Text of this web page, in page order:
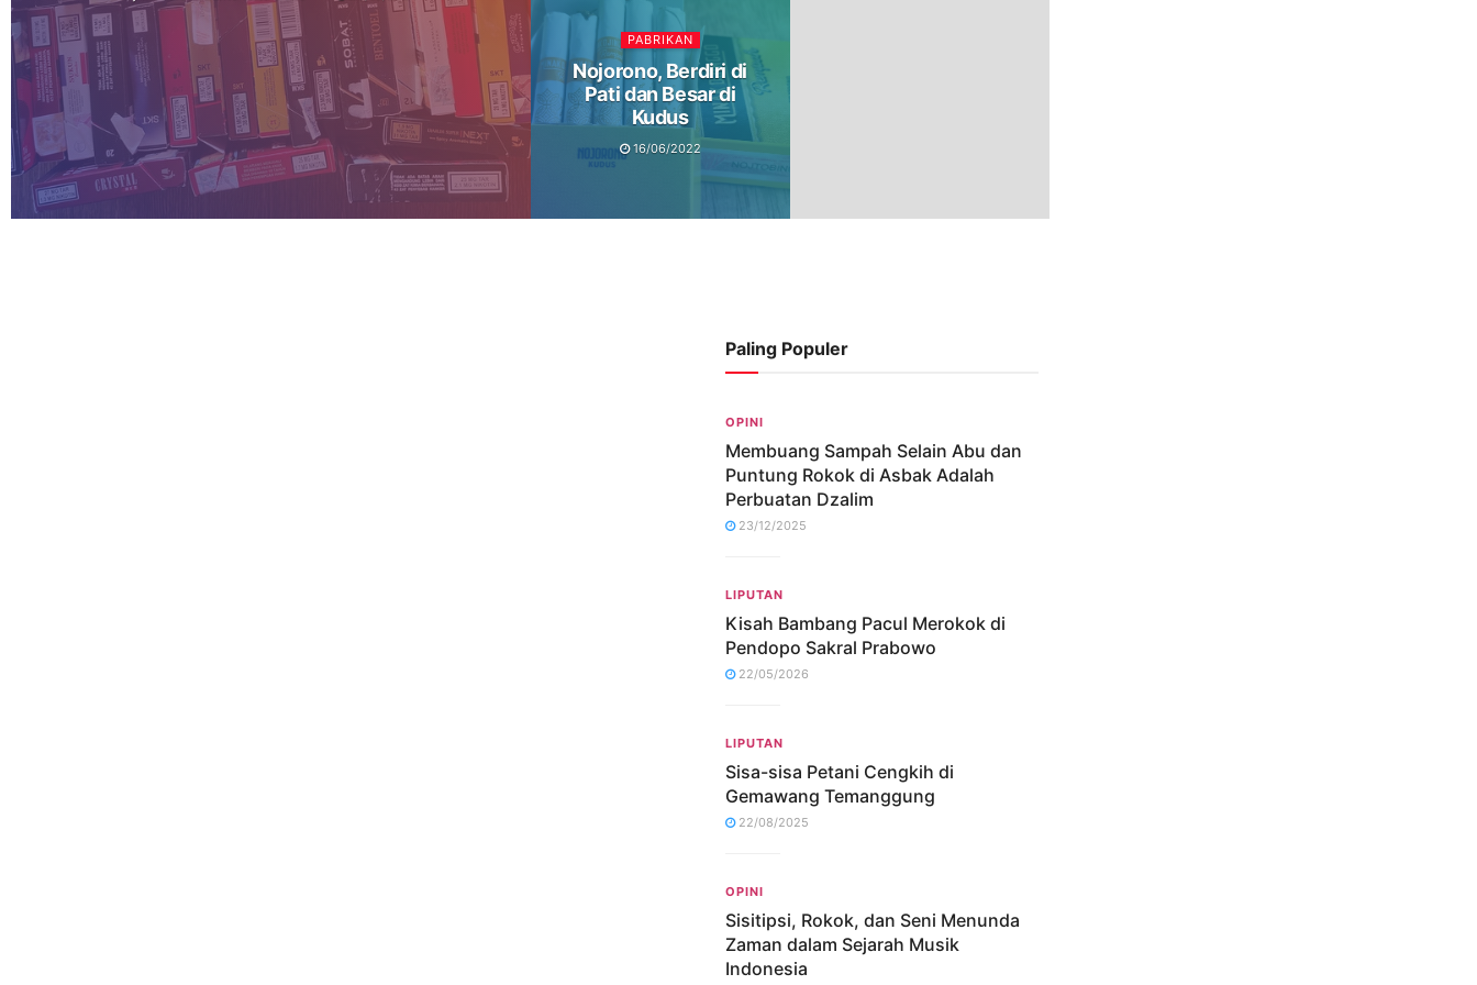
PABRIKAN
Nojorono, Berdiri di
Pati dan Besar di
Kudus
16/06/2022
Paling Populer
OPINI
Membuang Sampah Selain Abu dan
Puntung Rokok di Asbak Adalah
Perbuatan Dzalim
23/12/2025
LIPUTAN
Kisah Bambang Pacul Merokok di
Pendopo Sakral Prabowo
22/05/2026
LIPUTAN
Sisa-sisa Petani Cengkih di
Gemawang Temanggung
22/08/2025
OPINI
Sisitipsi, Rokok, dan Seni Menunda
Zaman dalam Sejarah Musik
Indonesia